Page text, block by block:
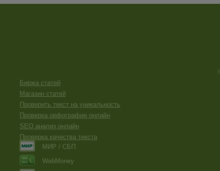
Биржа статей
Магазин статей
Проверить текст на уникальность
Проверка орфографии онлайн
SEO анализ онлайн
Проверка качества текста
МИР / СБП
WebMoney